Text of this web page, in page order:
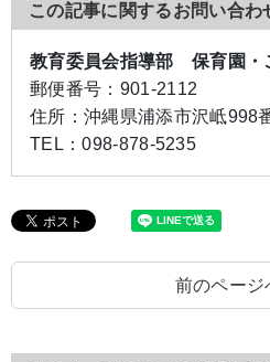
この記事に関するお問い合わ
教育委員会指導部 保育園
郵便番号： 901-2112
住所： 沖縄県浦添市沢岻998
TEL：098-878-5235
前のページ